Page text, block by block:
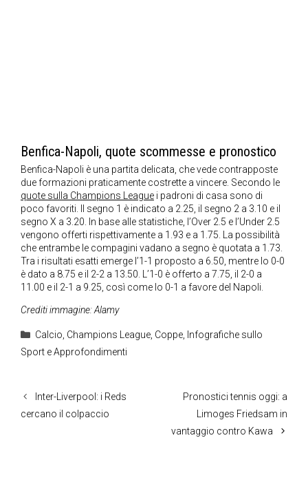
Benfica-Napoli, quote scommesse e pronostico
Benfica-Napoli è una partita delicata, che vede contrapposte
due formazioni praticamente costrette a vincere. Secondo le
quote sulla Champions League i padroni di casa sono di
poco favoriti. Il segno 1 è indicato a 2.25, il segno 2 a 3.10 e il
segno X a 3.20. In base alle statistiche, l’Over 2.5 e l’Under 2.5
vengono offerti rispettivamente a 1.93 e a 1.75. La possibilità
che entrambe le compagini vadano a segno è quotata a 1.73.
Tra i risultati esatti emerge l’1-1 proposto a 6.50, mentre lo 0-0
è dato a 8.75 e il 2-2 a 13.50. L’1-0 è offerto a 7.75, il 2-0 a
11.00 e il 2-1 a 9.25, così come lo 0-1 a favore del Napoli.
Crediti immagine: Alamy
Categorie
Calcio, Champions League, Coppe, Infografiche sullo
Sport e Approfondimenti
Inter-Liverpool: i Reds
cercano il colpaccio
Pronostici tennis oggi: a
Limoges Friedsam in
vantaggio contro Kawa